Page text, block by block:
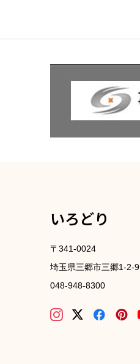
いろどり
〒341-0024
埼玉県三郷市三郷1-2-9
048-948-8300